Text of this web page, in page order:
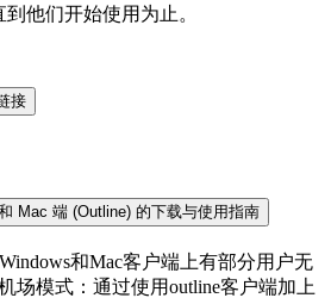
他们开始使用为止。
接
Mac 端 (Outline) 的下载与使用指南
和Mac客户端上有部分用户无
场模式：通过使用outline客户端加上